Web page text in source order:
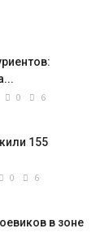
0 6
155
0 6
в зоне